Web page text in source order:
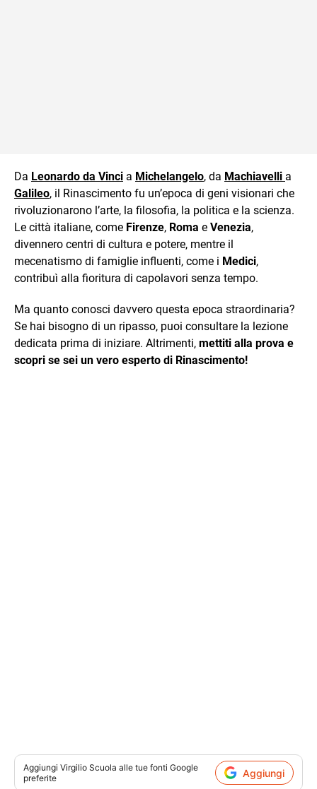
Da Leonardo da Vinci a Michelangelo, da Machiavelli a
Galileo, il Rinascimento fu un’epoca di geni visionari che
rivoluzionarono l’arte, la filosofia, la politica e la scienza.
Le città italiane, come Firenze, Roma e Venezia,
divennero centri di cultura e potere, mentre il
mecenatismo di famiglie influenti, come i Medici,
contribuì alla fioritura di capolavori senza tempo.
Ma quanto conosci davvero questa epoca straordinaria?
Se hai bisogno di un ripasso, puoi consultare la lezione
dedicata prima di iniziare. Altrimenti, mettiti alla prova e
scopri se sei un vero esperto di Rinascimento!
Aggiungi Virgilio Scuola alle tue fonti Google
preferite
Aggiungi